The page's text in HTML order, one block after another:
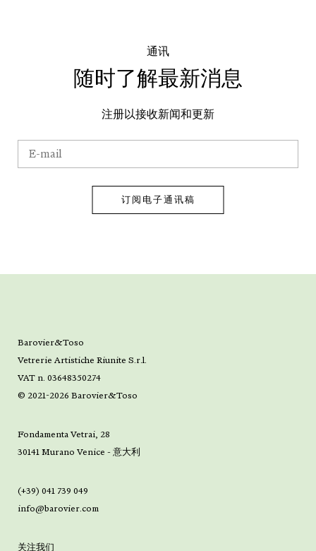
通讯
随时了解最新消息
注册以接收新闻和更新
Barovier&Toso
Vetrerie Artistiche Riunite S.r.l.
VAT n. 03648350274
© 2021-2026 Barovier&Toso
Fondamenta Vetrai, 28
30141 Murano Venice - 意大利
(+39) 041 739 049
info@barovier.com
关注我们